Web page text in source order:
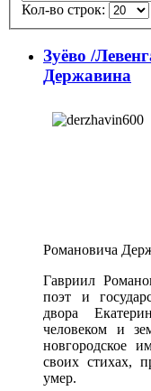
Кол-во строк:
Зуёво /
Державина
Романовича
Гавриил
поэт и
двора
человеком и
новгородское
своих стихах,
умер.